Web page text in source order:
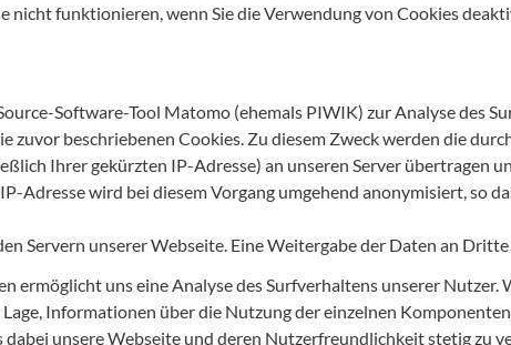
funktionieren, wenn Sie die Verwendung von Cookies
Software-Tool Matomo (ehemals PIWIK) zur Analyse des
zuvor beschriebenen Cookies. Zu diesem Zweck werden die
Ihrer gekürzten IP-Adresse) an unseren Server übertragen
Adresse wird bei diesem Vorgang umgehend anonymisiert, so
Servern unserer Webseite. Eine Weitergabe der Daten an
ermöglicht uns eine Analyse des Surfverhaltens unserer Nutzer.
Informationen über die Nutzung der einzelnen
unsere Webseite und deren Nutzerfreundlichkeit stetig zu